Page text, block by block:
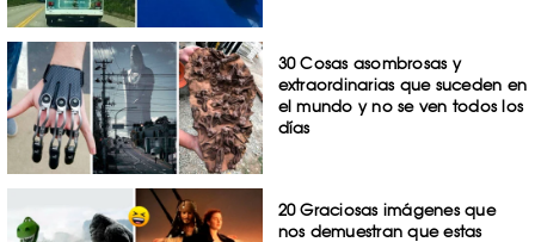
30 Cosas asombrosas y
extraordinarias que suceden en
el mundo y no se ven todos los
días
20 Graciosas imágenes que
nos demuestran que estas